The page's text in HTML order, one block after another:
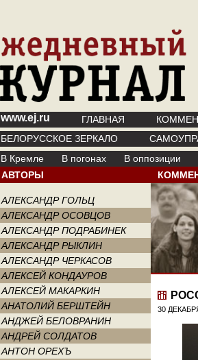
www.ej.ru ГЛАВНАЯ
БЕЛОРУССКОЕ ЗЕРКАЛО
В Кремле
В погонах В оппозиции
АВТОРЫ
АЛЕКСАНДР ГОЛЬЦ
АЛЕКСАНДР ОСОВЦОВ
АЛЕКСАНДР ПОДРАБИНЕК
АЛЕКСАНДР РЫКЛИН
АЛЕКСАНДР ЧЕРКАСОВ
АЛЕКСЕЙ КОНДАУРОВ
АЛЕКСЕЙ МАКАРКИН
АНАТОЛИЙ БЕРШТЕЙН
АНДЖЕЙ БЕЛОВРАНИН
АНДРЕЙ СОЛДАТОВ
АНТОН ОРЕХЪ
30